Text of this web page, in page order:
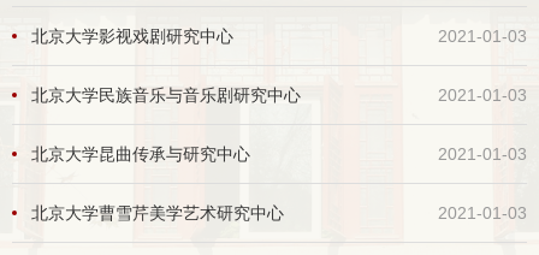
2021-01-03
北京大学影视戏剧研究中心
2021-01-03
北京大学民族音乐与音乐剧研究中心
2021-01-03
北京大学昆曲传承与研究中心
2021-01-03
北京大学曹雪芹美学艺术研究中心